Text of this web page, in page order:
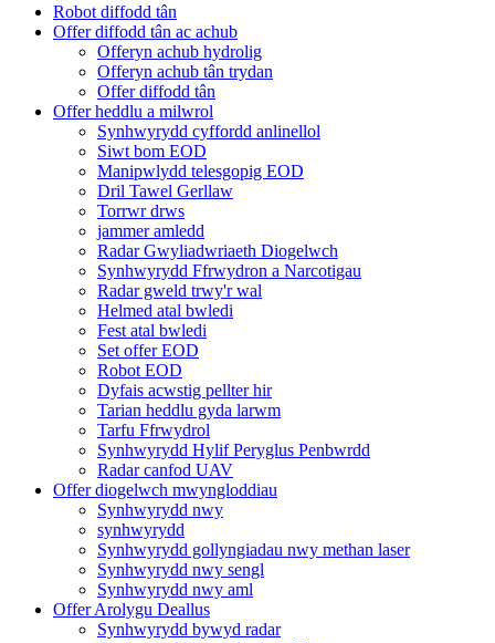
Robot diffodd tân
Offer diffodd tân ac achub
Offeryn achub hydrolig
Offeryn achub tân trydan
Offer diffodd tân
Offer heddlu a milwrol
Synhwyrydd cyffordd anlinellol
Siwt bom EOD
Manipwlydd telesgopig EOD
Dril Tawel Gerllaw
Torrwr drws
jammer amledd
Radar Gwyliadwriaeth Diogelwch
Synhwyrydd Ffrwydron a Narcotigau
Radar gweld trwy'r wal
Helmed atal bwledi
Fest atal bwledi
Set offer EOD
Robot EOD
Dyfais acwstig pellter hir
Tarian heddlu gyda larwm
Tarfu Ffrwydrol
Synhwyrydd Hylif Peryglus Penbwrdd
Radar canfod UAV
Offer diogelwch mwyngloddiau
Synhwyrydd nwy
synhwyrydd
Synhwyrydd gollyngiadau nwy methan laser
Synhwyrydd nwy sengl
Synhwyrydd nwy aml
Offer Arolygu Deallus
Synhwyrydd bywyd radar